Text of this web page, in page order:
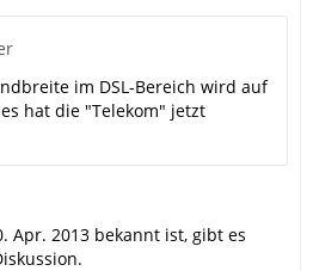
im DSL-Bereich wird auf
hat die "Telekom" jetzt
Apr. 2013 bekannt ist, gibt es